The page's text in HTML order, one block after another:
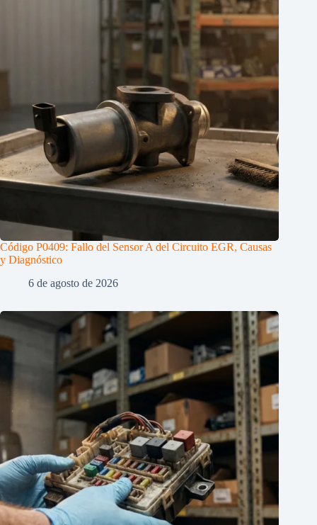
Código P0409: Fallo del Sensor A del Circuito EGR, Causas
y Diagnóstico
6 de agosto de 2026